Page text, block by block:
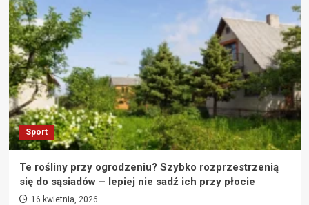
Sport
Te rośliny przy ogrodzeniu? Szybko rozprzestrzenią
się do sąsiadów – lepiej nie sadź ich przy płocie
16 kwietnia, 2026